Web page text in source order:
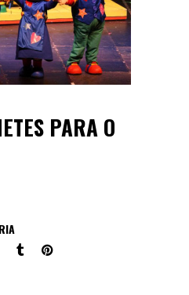
PARA O